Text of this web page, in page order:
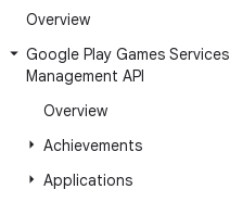
Overview
Google Play Games Services
Management API
Overview
Achievements
Applications